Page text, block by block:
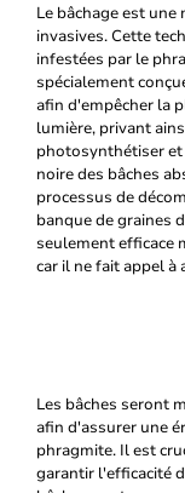
Le bâchage est
invasives. Cette
infestées par le
spécialement
afin d'empêcher la
lumière, privant
photosynthétiser
noire des bâches
processus de
banque de graines
seulement efficace
car il ne fait appel à
Les bâches seront
afin d'assurer une
phragmite. Il est
garantir l'efficacité